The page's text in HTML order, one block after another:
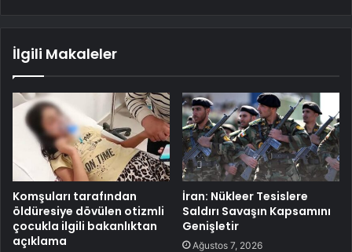
İlgili Makaleler
Komşuları tarafından
öldüresiye dövülen otizmli
çocukla ilgili bakanlıktan
açıklama
İran: Nükleer Tesislere
Saldırı Savaşın Kapsamını
Genişletir
Ağustos 7, 2026